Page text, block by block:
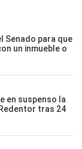
Senado para que
un inmueble o
en suspenso la
tras 24